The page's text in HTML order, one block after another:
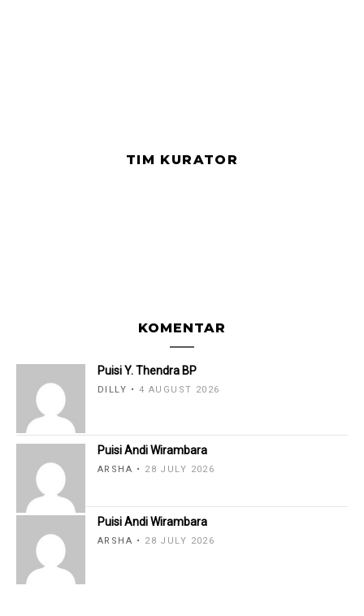
TIM KURATOR
KOMENTAR
Puisi Y. Thendra BP
DILLY 4 AUGUST 2026
Puisi Andi Wirambara
ARSHA 28 JULY 2026
Puisi Andi Wirambara
ARSHA 28 JULY 2026